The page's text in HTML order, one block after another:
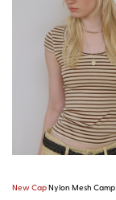
New CapNylon Mesh Camp